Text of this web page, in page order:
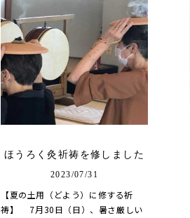
ほうろく灸祈祷を修しました
2023/07/31
【夏の土用（どよう）に修する祈
祷】 7月30日（日）、暑さ厳しい